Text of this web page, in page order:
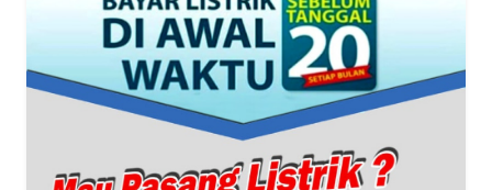
NTT
KEPRI